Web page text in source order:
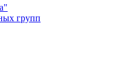
групп